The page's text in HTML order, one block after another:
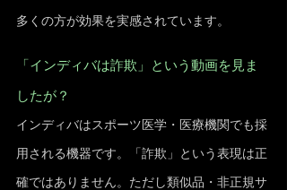
多くの方が効果を実感されています。
「インディバは詐欺」という動画を見ま
したが？
インディバはスポーツ医学・医療機関でも採
用される機器です。「詐欺」という表現は正
確ではありません。ただし類似品・非正規サ